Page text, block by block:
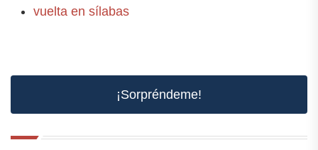
vuelta en sílabas
¡Sorpréndeme!